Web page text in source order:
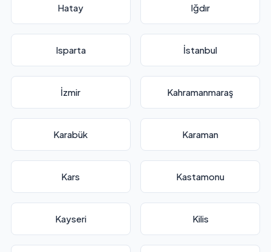
Hatay Iğdır
Isparta İstanbul
İzmir Kahramanmaraş
Karabük Karaman
Kars Kastamonu
Kayseri Kilis